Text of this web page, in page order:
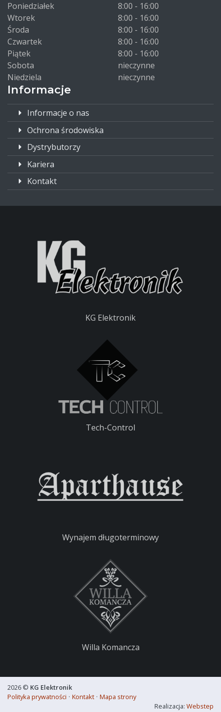
Poniedziałek
8:00 - 16:00
Wtorek
8:00 - 16:00
Środa
8:00 - 16:00
Czwartek
8:00 - 16:00
Piątek
8:00 - 16:00
Sobota
nieczynne
Niedziela
nieczynne
Informacje
Informacje o nas
Ochrona środowiska
Dystrybutorzy
Kariera
Kontakt
KG Elektronik
Tech-Control
Wynajem długoterminowy
Willa Komancza
2026 © KG Elektronik
Polityka prywatności · Kontakt · Mapa strony
Realizacja: Webstep